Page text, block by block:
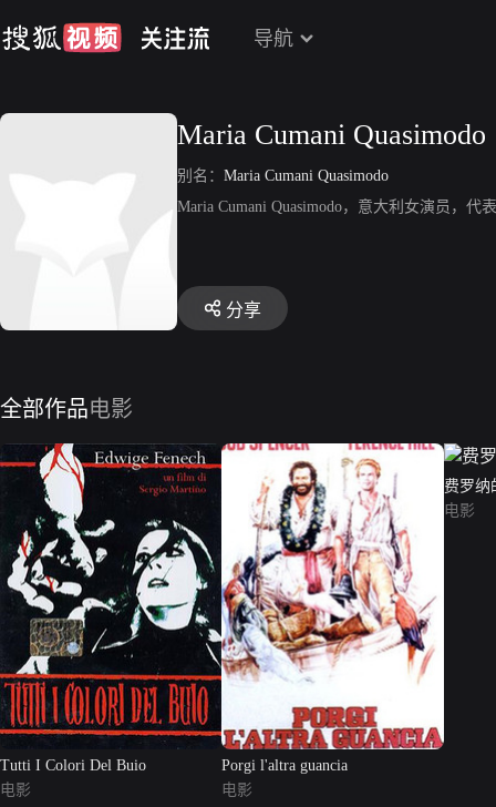
导航
Maria Cumani Quasimodo
别名： Maria Cumani Quasimodo
Maria Cumani Quasimodo，意大利女演员，
分享
全部作品电影
Tutti I Colori Del Buio
电影
Porgi l'altra guancia
电影
费罗纳
电影